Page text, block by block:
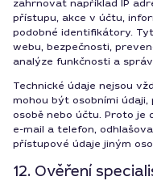
zahrnovat například IP
přístupu, akce v účtu,
podobné identifikátory.
webu, bezpečnosti,
analýze funkčnosti a
Technické údaje nejsou
mohou být osobními
osobě nebo účtu. Proto je
e-mail a telefon,
přístupové údaje jiným
12. Ověření